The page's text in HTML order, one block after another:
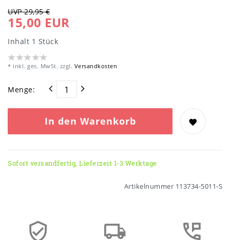
UVP 29,95 €
15,00 EUR
Inhalt 1 Stück
* inkl. ges. MwSt. zzgl. Versandkosten
Menge:
In den Warenkorb
Sofort versandfertig, Lieferzeit 1-3 Werktage
Artikelnummer 113734-5011-S